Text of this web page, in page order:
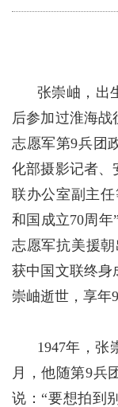
张崇岫，出
后参加过淮海
志愿军第9兵团
化部摄影记者、
联办公室副主
和国成立70周年
志愿军抗美援朝
获中国文联终身
崇岫逝世，享年
1947年，张
月，他随第9兵
说：“要想拍到